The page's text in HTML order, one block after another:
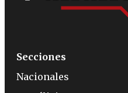
Secciones
Nacionales